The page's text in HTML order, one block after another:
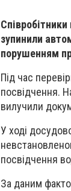
зупинили
порушенням
Під час
посвідчення.
вилучили
У ході
посвідчення
За даним